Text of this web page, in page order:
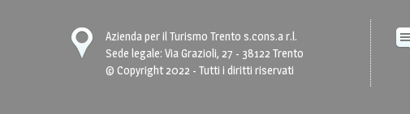
Azienda per il Turismo Trento s.cons.a r.l.
Sede legale: Via Grazioli, 27 - 38122 Trento
© Copyright 2022 - Tutti i diritti riservati